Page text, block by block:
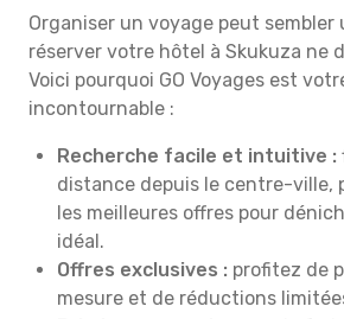
Organiser un voyage peut sembler
réserver votre hôtel à Skukuza ne
Voici pourquoi GO Voyages est
incontournable :
Recherche facile et intuitive :
distance depuis le centre-ville,
les meilleures offres pour
idéal.
Offres exclusives : profitez de
mesure et de réductions